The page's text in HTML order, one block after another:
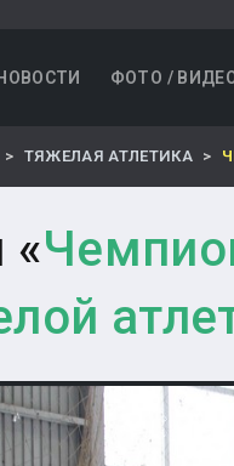
НОВОСТИ ФОТО /
ТЯЖЕЛАЯ АТЛЕТИКА
«